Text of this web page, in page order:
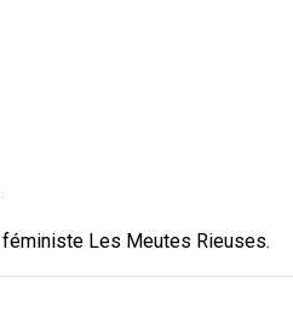
Les Meutes Rieuses.